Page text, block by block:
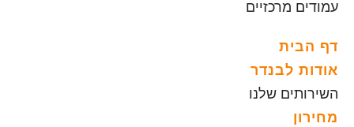
עמודים מרכזיים
דף הבית
אודות לבנדר
השירותים שלנו
מחירון